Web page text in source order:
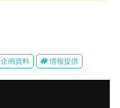
企画資料 情報提供